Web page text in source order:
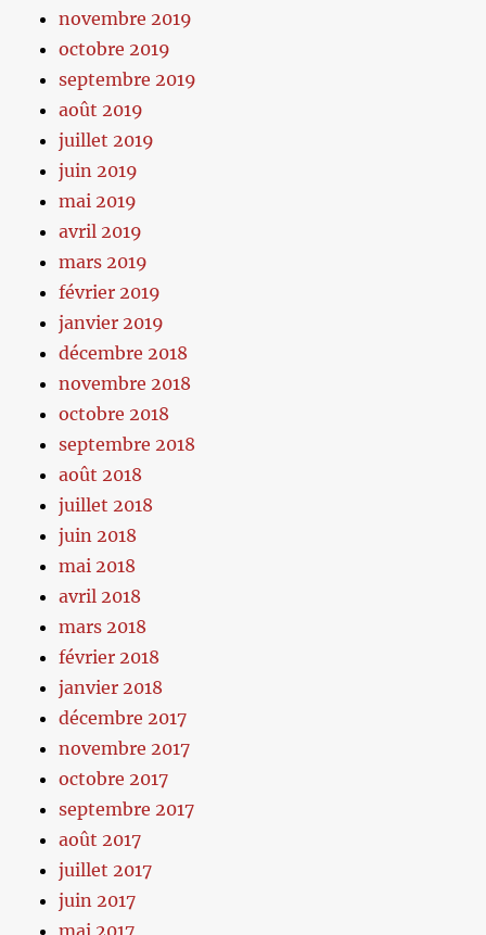
novembre 2019
octobre 2019
septembre 2019
août 2019
juillet 2019
juin 2019
mai 2019
avril 2019
mars 2019
février 2019
janvier 2019
décembre 2018
novembre 2018
octobre 2018
septembre 2018
août 2018
juillet 2018
juin 2018
mai 2018
avril 2018
mars 2018
février 2018
janvier 2018
décembre 2017
novembre 2017
octobre 2017
septembre 2017
août 2017
juillet 2017
juin 2017
mai 2017